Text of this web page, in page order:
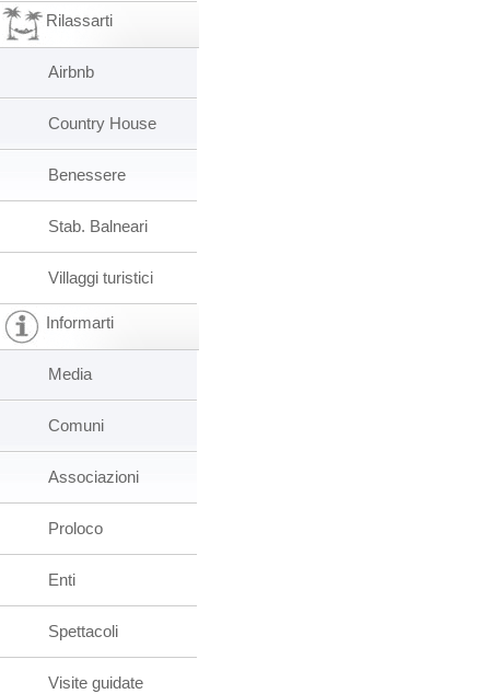
Rilassarti
Airbnb
Country House
Benessere
Stab. Balneari
Villaggi turistici
Informarti
Media
Comuni
Associazioni
Proloco
Enti
Spettacoli
Visite guidate